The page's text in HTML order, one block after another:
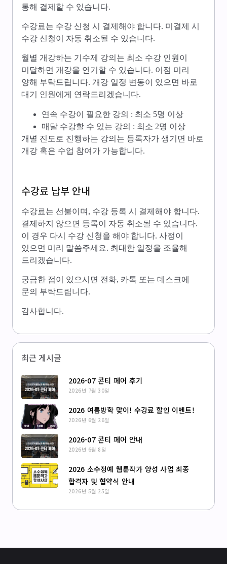
통해 결제할 수 있습니다.
수강료는 수강 신청 시 결제해야 합니다. 미결제 시
수강 신청이 자동 취소될 수 있습니다.
월별 개강하는 기수제 강의는 최소 수강 인원이
미달하면 개강을 연기할 수 있습니다. 이점 미리
양해 부탁드립니다. 개강 일정 변동이 있으면 바로
대기 인원에게 연락드리겠습니다.
연속 수강이 필요한 강의 : 최소 5명 이상
매달 수강할 수 있는 강의 : 최소 2명 이상
개별 진도로 진행하는 강의는 등록자가 생기면 바로
개강 혹은 수업 참여가 가능합니다.
수강료 납부 안내
수강료는 선불이며, 수강 등록 시 결제해야 합니다.
결제하지 않으면 등록이 자동 취소될 수 있습니다.
이 경우 다시 수강 신청을 해야 합니다. 사정이
있으면 미리 말씀주세요. 최대한 일정을 조율해
드리겠습니다.
궁금한 점이 있으시면 전화, 카톡 또는 데스크에
문의 부탁드립니다.
감사합니다.
최근 게시글
2026-07 콘티 페어 후기
2026년 7월 30일
2026 여름방학 맞이! 수강료 할인 이벤트!
2026년 6월 26일
2026-07 콘티 페어 안내
2026년 6월 8일
2026 소수정예 웹툰작가 양성 사업 최종
합격자 및 협약식 안내
2026년 5월 25일